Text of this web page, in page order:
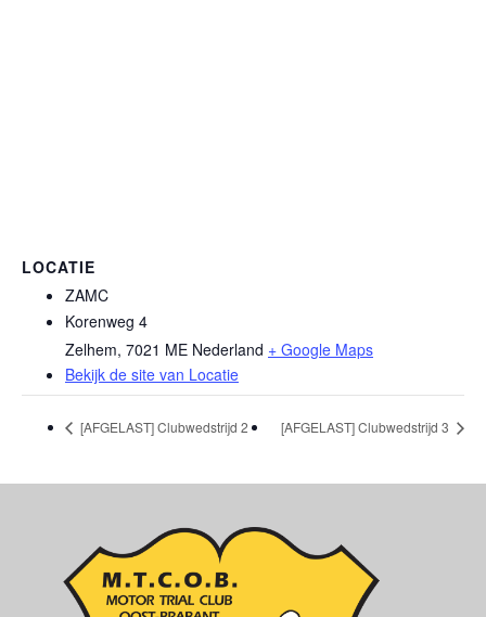
LOCATIE
ZAMC
Korenweg 4
Zelhem, 7021 ME Nederland + Google Maps
Bekijk de site van Locatie
[AFGELAST] Clubwedstrijd 2 [AFGELAST] Clubwedstrijd 3